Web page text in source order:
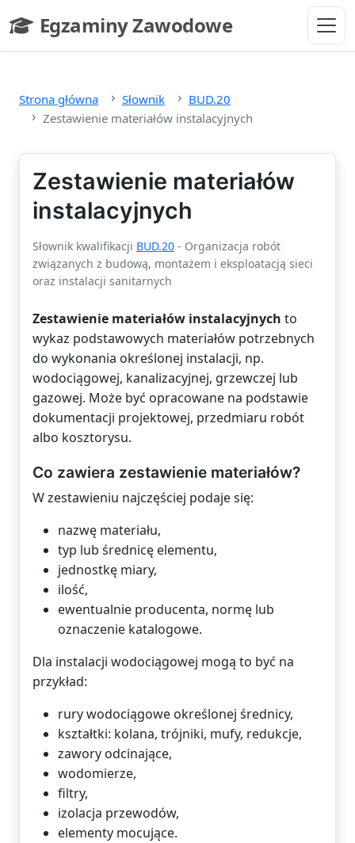
Egzaminy Zawodowe
- strona główna
Strona główna Słownik
BUD.20
Zestawienie materiałów instalacyjnych
Zestawienie materiałów
instalacyjnych
Słownik kwalifikacji BUD.20 - Organizacja robót
związanych z budową, montażem i eksploatacją sieci
oraz instalacji sanitarnych
Zestawienie materiałów instalacyjnych to
wykaz podstawowych materiałów potrzebnych
do wykonania określonej instalacji, np.
wodociągowej, kanalizacyjnej, grzewczej lub
gazowej. Może być opracowane na podstawie
dokumentacji projektowej, przedmiaru robót
albo kosztorysu.
Co zawiera zestawienie materiałów?
W zestawieniu najczęściej podaje się:
nazwę materiału,
typ lub średnicę elementu,
jednostkę miary,
ilość,
ewentualnie producenta, normę lub
oznaczenie katalogowe.
Dla instalacji wodociągowej mogą to być na
przykład:
rury wodociągowe określonej średnicy,
kształtki: kolana, trójniki, mufy, redukcje,
zawory odcinające,
wodomierze,
filtry,
izolacja przewodów,
elementy mocujące.